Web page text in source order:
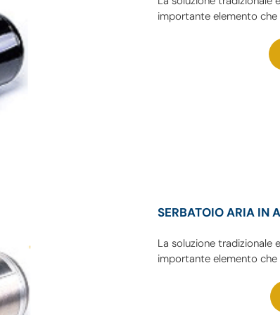
importante elemento che
SERBATOIO ARIA IN
La soluzione tradizionale
importante elemento che